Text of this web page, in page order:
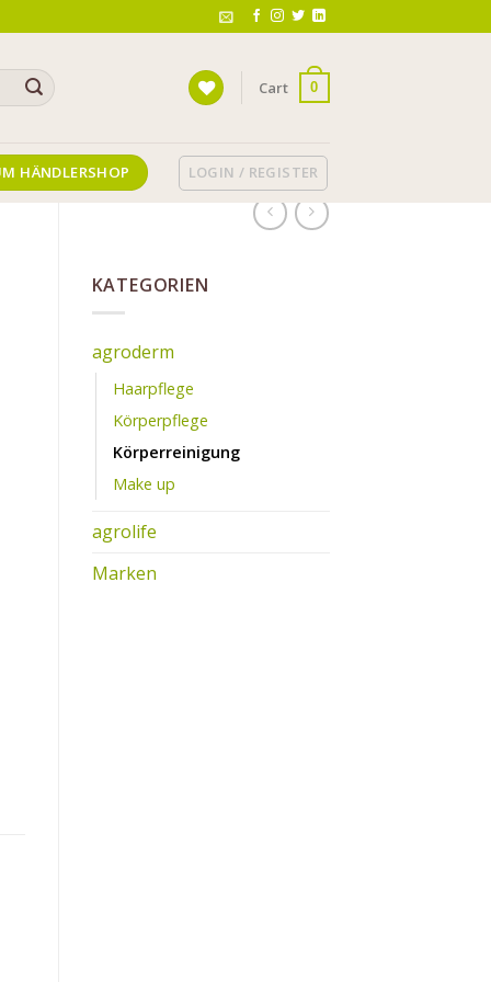
Cart 0
HÄNDLERSHOP LOGIN / REGISTER
KATEGORIEN
agroderm
Haarpflege
Körperpflege
Körperreinigung
Make up
agrolife
Marken